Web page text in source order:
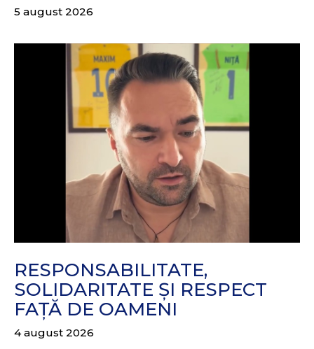
5 august 2026
RESPONSABILITATE,
SOLIDARITATE ȘI RESPECT
FAȚĂ DE OAMENI
4 august 2026